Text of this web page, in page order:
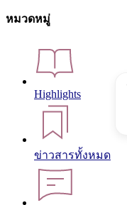
หมวดหมู่
Highlights
ข่าวสารทั้งหมด